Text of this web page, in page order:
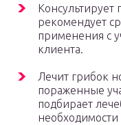
Консультирует
рекомендует
применения с
клиента.
Лечит грибок
пораженные
подбирает
необходимости